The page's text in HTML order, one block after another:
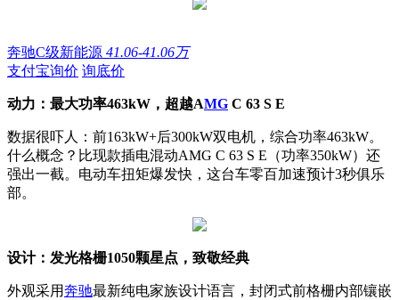
奔驰C级新能源 41.06-41.06万
支付宝询价 询底价
动力：最大功率463kW，超越AMG C 63 S E
数据很吓人：前163kW+后300kW双电机，综合功率463kW。
什么概念？比现款插电混动AMG C 63 S E（功率350kW）还
强出一截。电动车扭矩爆发快，这台车零百加速预计3秒俱乐
部。
设计：发光格栅1050颗星点，致敬经典
外观采用奔驰最新纯电家族设计语言，封闭式前格栅内部镶嵌